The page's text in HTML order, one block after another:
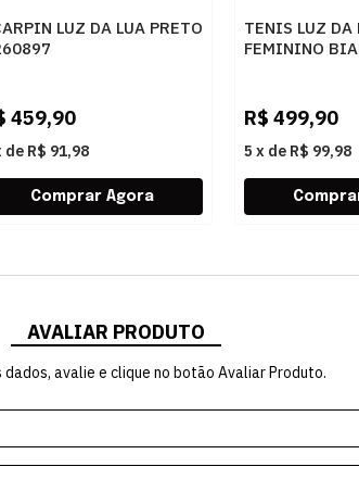
LUZ DA LUA PRETO
459,90
de R$ 91,98
TENIS LUZ DA
FEMININO
R$ 499,90
5 x de R$ 99,98
AVALIAR PRODUTO
dados, avalie e clique no botão Avaliar Produto.